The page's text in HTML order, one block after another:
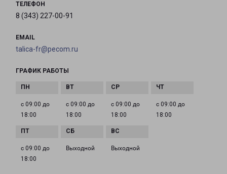
ТЕЛЕФОН
8 (343) 227-00-91
EMAIL
talica-fr@pecom.ru
ГРАФИК РАБОТЫ
с 09:00 до
18:00
с 09:00 до
18:00
с 09:00 до
18:00
с 09:00 до
18:00
с 09:00 до
18:00
Выходной Выходной